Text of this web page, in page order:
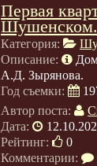
Первая
Шушенском.
Категория:
Описание:
А.Д. Зырянова.
Год съемки:
Автор поста:
Дата:
Рейтинг:
0
Комментарии: